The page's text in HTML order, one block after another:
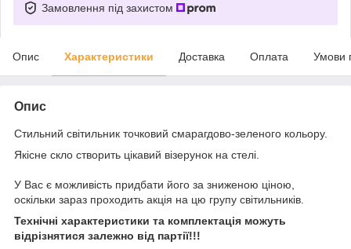
Замовлення під захистом
Опис Характеристики Доставка Оплата Умови
Опис
Стильний світильник точковий смарагдово-зеленого кольору.
Якісне скло створить цікавий візерунок на стелі.
У Вас є можливість придбати його за зниженою ціною,
оскільки зараз проходить акція на цю групу світильників.
Технічні характеристики та комплектація можуть
відрізнятися залежно від партії!!!